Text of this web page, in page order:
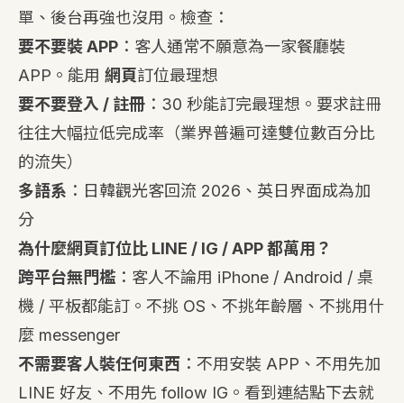
單、後台再強也沒用。檢查：
要不要裝 APP ：客人通常不願意為一家餐廳裝
APP。能用 網頁訂位最理想
要不要登入 / 註冊 ：30 秒能訂完最理想。要求註冊
往往大幅拉低完成率（業界普遍可達雙位數百分比
的流失）
多語系 ：日韓觀光客回流 2026、英日界面成為加
分
為什麼網頁訂位比 LINE / IG / APP 都萬用？
跨平台無門檻 ：客人不論用 iPhone / Android / 桌
機 / 平板都能訂。不挑 OS、不挑年齡層、不挑用什
麼 messenger
不需要客人裝任何東西 ：不用安裝 APP、不用先加
LINE 好友、不用先 follow IG。看到連結點下去就